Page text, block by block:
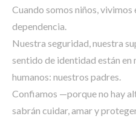
Cuando somos niños,
dependencia.
Nuestra seguridad, nuestra
sentido de identidad están en
humanos: nuestros padres.
Confiamos —porque no hay
sabrán cuidar, amar y